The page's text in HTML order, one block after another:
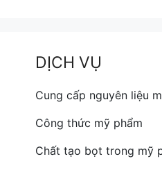
DỊCH VỤ
Cung cấp nguyên liệu
Công thức mỹ phẩm
Chất tạo bọt trong mỹ